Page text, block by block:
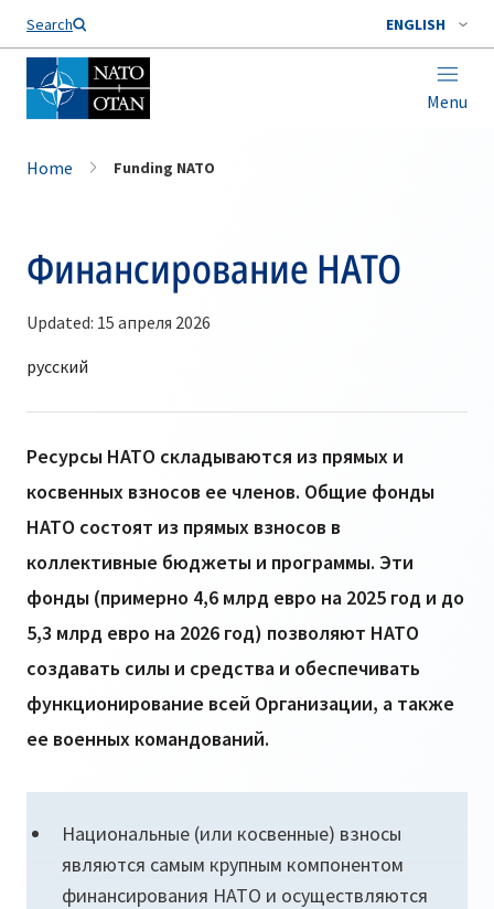
Search ENGLISH
Menu
Home Funding NATO
Финансирование НАТО
Updated: 15 апреля 2026
Ресурсы НАТО складываются из прямых и
косвенных взносов ее членов. Общие фонды
НАТО состоят из прямых взносов в
коллективные бюджеты и программы. Эти
фонды (примерно 4,6 млрд евро на 2025 год и до
5,3 млрд евро на 2026 год) позволяют НАТО
создавать силы и средства и обеспечивать
функционирование всей Организации, а также
ее военных командований.
Национальные (или косвенные) взносы
являются самым крупным компонентом
финансирования НАТО и осуществляются